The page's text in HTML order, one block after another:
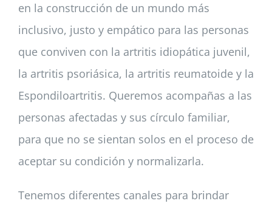
Asóciate
en la construcción de un mundo más
inclusivo, justo y empático para las personas
que conviven con la artritis idiopática juvenil,
la artritis psoriásica, la artritis reumatoide y la
Espondiloartritis. Queremos acompañas a las
personas afectadas y sus círculo familiar,
para que no se sientan solos en el proceso de
aceptar su condición y normalizarla.
Tenemos diferentes canales para brindar